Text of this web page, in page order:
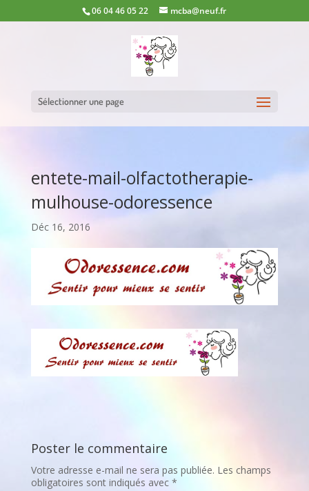
06 04 46 05 22 mcba@neuf.fr
Sélectionner une page
entete-mail-olfactotherapie-
mulhouse-odoressence
Déc 16, 2016
Poster le commentaire
Votre adresse e-mail ne sera pas publiée. Les champs
obligatoires sont indiqués avec *